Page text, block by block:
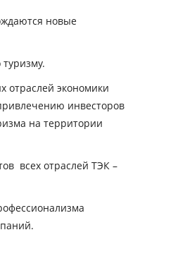
новые
отраслей экономики
инвесторов
на территории
всех отраслей ТЭК –